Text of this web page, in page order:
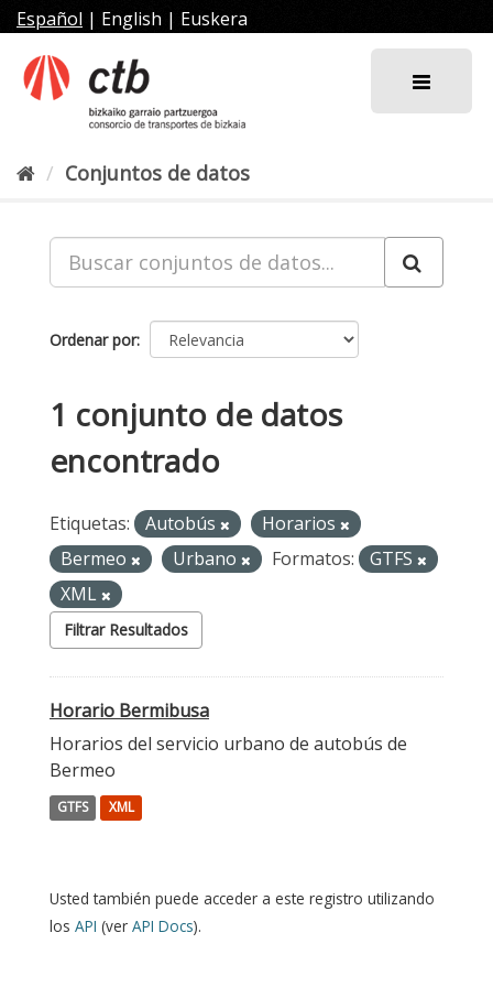
al
contenido
Español | English | Euskera
Conjuntos de datos
Ordenar por
1 conjunto de datos
encontrado
Etiquetas: Autobús
Horarios
Bermeo
Urbano Formatos:
GTFS
XML
Filtrar Resultados
Horario Bermibusa
Horarios del servicio urbano de autobús de
Bermeo
GTFS XML
Usted también puede acceder a este registro utilizando
los API (ver API Docs).